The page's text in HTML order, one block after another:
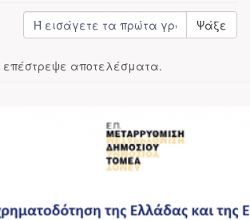
Ψάξε
επέστρεψε αποτελέσματα.